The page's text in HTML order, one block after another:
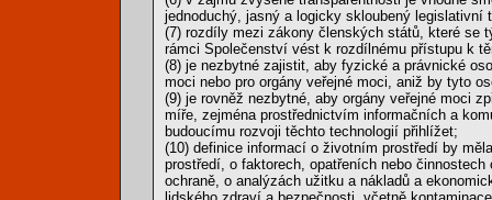
jednoduchý, jasný a logicky skloubený legislativní
(7) rozdíly mezi zákony členských států, které se
rámci Společenství vést k rozdílnému přístupu k
(8) je nezbytné zajistit, aby fyzické a právnické
moci nebo pro orgány veřejné moci, aniž by tyto
(9) je rovněž nezbytné, aby orgány veřejné moci
míře, zejména prostřednictvím informačních a
budoucímu rozvoji těchto technologií přihlížet;
(10) definice informací o životním prostředí by
prostředí, o faktorech, opatřeních nebo
ochraně, o analýzách užitku a nákladů a
lidského zdraví a bezpečnosti, včetně